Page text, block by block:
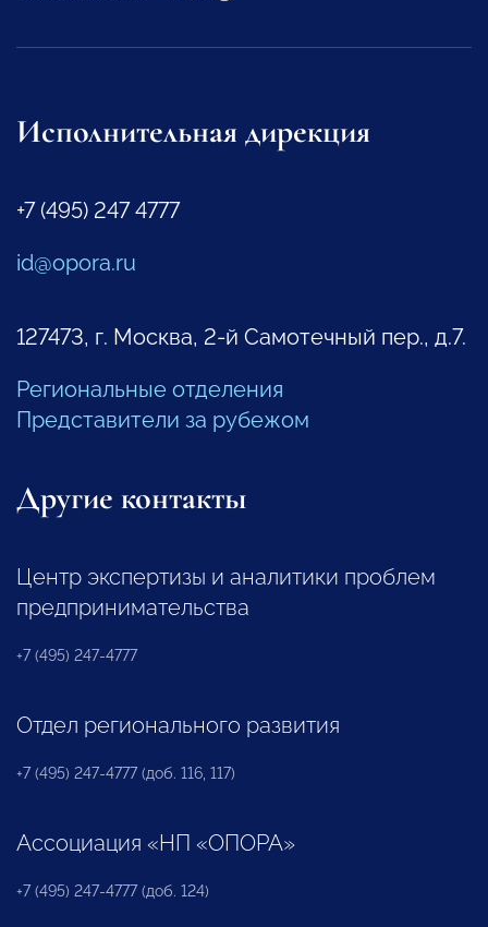
Исполнительная дирекция
+7 (495) 247 4777
id@opora.ru
127473, г. Москва, 2-й Самотечный пер., д.7.
Региональные отделения
Представители за рубежом
Другие контакты
Центр экспертизы и аналитики проблем
предпринимательства
+7 (495) 247-4777
Отдел регионального развития
+7 (495) 247-4777 (доб. 116, 117)
Ассоциация «НП «ОПОРА»
+7 (495) 247-4777 (доб. 124)